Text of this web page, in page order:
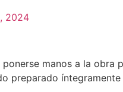
2024
manos a la
preparado íntegramente